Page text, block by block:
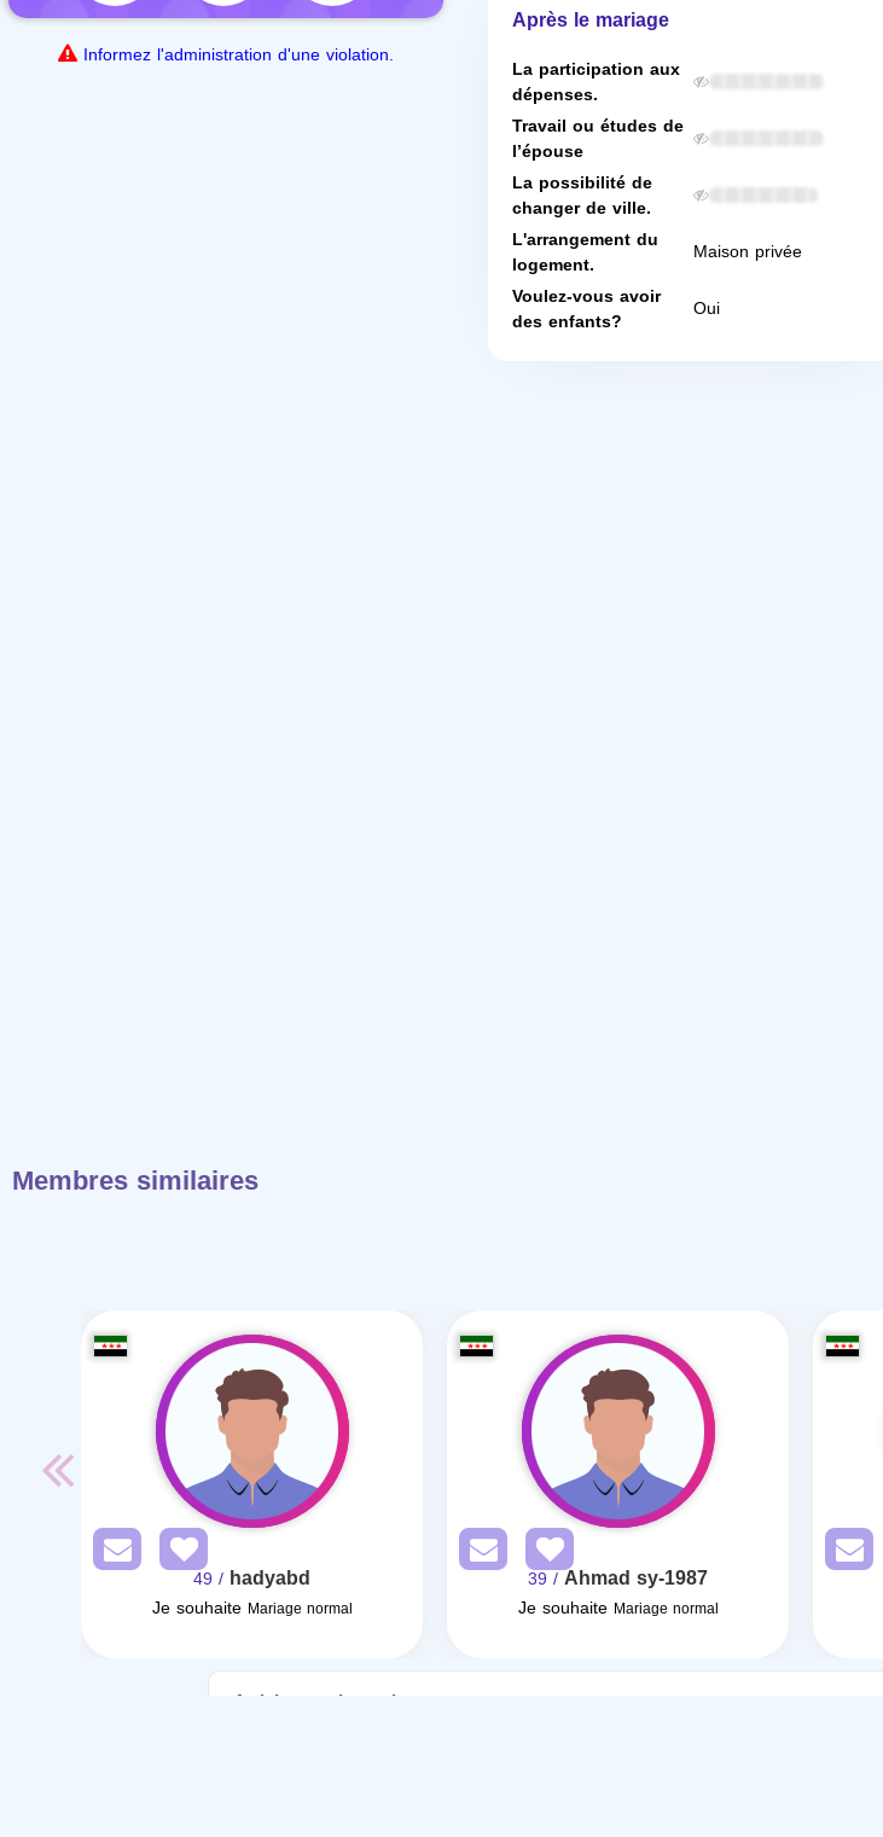
Informez l'administration d'une violation.
Après le mariage
La participation aux
dépenses.
Travail ou études de
l’épouse
La possibilité de
changer de ville.
L'arrangement du
logement.
Maison privée
Voulez-vous avoir
des enfants? Oui
Membres similaires
hadyabd
/ 49
Je souhaite Mariage normal
Ahmad sy-1987
/ 39
Je souhaite Mariage normal
Articles sur le mariage